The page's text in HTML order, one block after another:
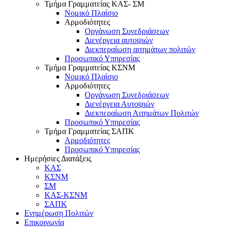
Τμήμα Γραμματείας ΚΑΣ- ΣΜ
Νομικό Πλαίσιο
Αρμοδιότητες
Οργάνωση Συνεδριάσεων
Διενέργεια αυτοψιών
Διεκπεραίωση αιτημάτων πολιτών
Προσωπικό Υπηρεσίας
Τμήμα Γραμματείας ΚΣΝΜ
Νομικό Πλαίσιο
Αρμοδιότητες
Οργάνωση Συνεδριάσεων
Διενέργεια Αυτοψιών
Διεκπεραίωση Αιτημάτων Πολιτών
Προσωπικό Υπηρεσίας
Τμήμα Γραμματείας ΣΑΠΚ
Αρμοδιότητες
Προσωπικό Υπηρεσίας
Ημερήσιες Διατάξεις
ΚΑΣ
ΚΣΝΜ
ΣΜ
ΚΑΣ-ΚΣΝΜ
ΣΑΠΚ
Ενημέρωση Πολιτών
Επικοινωνία